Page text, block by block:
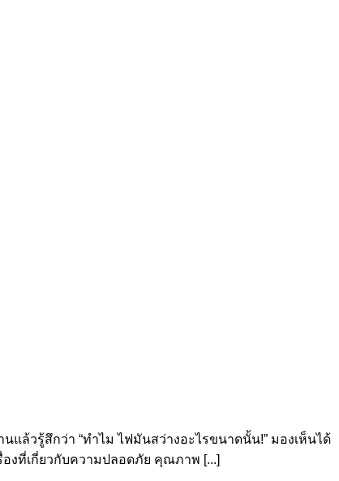
ล้วรู้สึกว่า “ทำไม ไฟมันสว่างอะไรขนาดนั้น!” มองเห็นได้
องที่เกี่ยวกับความปลอดภัย คุณภาพ [...]